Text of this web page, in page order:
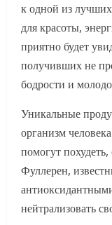
к одной из
для красоты,
приятно будет
получивших не
бодрости и
Уникальные
организм
помогут
Фуллерен,
нейтрализовать